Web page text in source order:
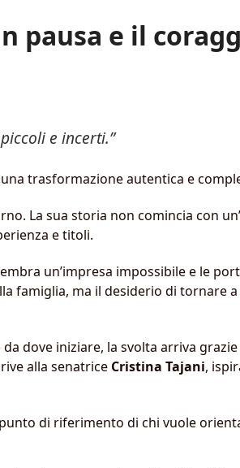
pausa e il
e incerti.”
trasformazione autentica e
La sua storia non comincia con
e titoli.
un’impresa impossibile e le
famiglia, ma il desiderio di tornare
dove iniziare, la svolta arriva
alla senatrice Cristina Tajani,
di riferimento di chi vuole